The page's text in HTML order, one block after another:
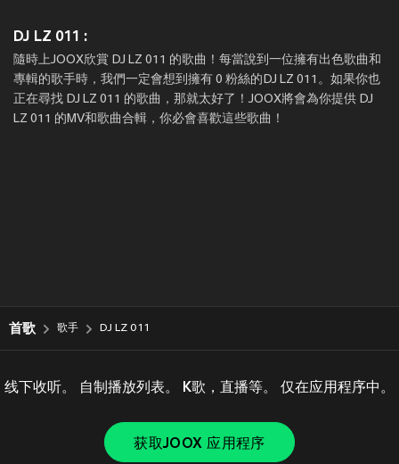
DJ LZ 011 :
隨時上JOOX欣賞 DJ LZ 011 的歌曲！每當說到一位擁有出色歌曲和
專輯的歌手時，我們一定會想到擁有 0 粉絲的DJ LZ 011。如果你也
正在尋找 DJ LZ 011 的歌曲，那就太好了！JOOX將會為你提供 DJ
LZ 011 的MV和歌曲合輯，你必會喜歡這些歌曲！
首歌 歌手 DJ LZ 011
线下收听。 自制播放列表。 K歌，直播等。 仅在应用程序中。
获取JOOX 应用程序